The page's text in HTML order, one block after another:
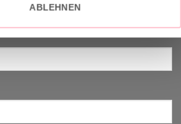
ABLEHNEN
Good-News-Letter und spare 10% bei